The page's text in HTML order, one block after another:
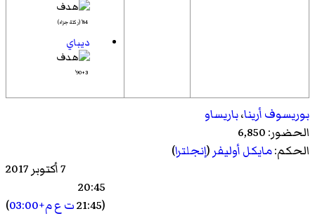
84' (ركلة جزاء)
ديباي
90+3'
بوريسوف أرينا،باريساو
الحضور: 6,850
الحكم:مايكل أوليفر(إنجلترا)
7 أكتوبر 2017
20:45
(21:45
ت ع م+03:00
)